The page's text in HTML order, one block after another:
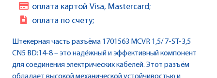
оплата картой Visa, Mastercard;
оплата по счету;
Штекерная часть разъёма 1701563 MCVR 1,5/ 7-ST-3,5
CN5 BD:14-8 – это надёжный и эффективный компонент
для соединения электрических кабелей. Этот разъём